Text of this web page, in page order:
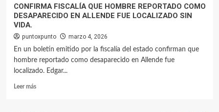
CONFIRMA FISCALÍA QUE HOMBRE REPORTADO COMO
DESAPARECIDO EN ALLENDE FUE LOCALIZADO SIN
VIDA.
puntoxpunto marzo 4, 2026
En un boletín emitido por la fiscalía del estado confirman que
hombre reportado como desaparecido en Allende fue
localizado. Edgar...
Leer más